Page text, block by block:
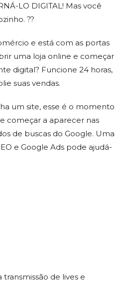
LO DIGITAL! Mas você
??
e está com as portas
uma loja online e começar
digital? Funcione 24 horas,
suas vendas.
um site, esse é o momento
começar a aparecer nas
de buscas do Google. Uma
e Google Ads pode ajudá-
de lives e